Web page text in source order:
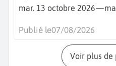
mar. 13 octobre 2026—
Publié le07/08/2026
Voir plus